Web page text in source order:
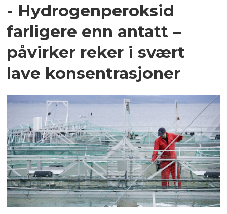
- Hydrogenperoksid
farligere enn antatt –
påvirker reker i svært
lave konsentrasjoner